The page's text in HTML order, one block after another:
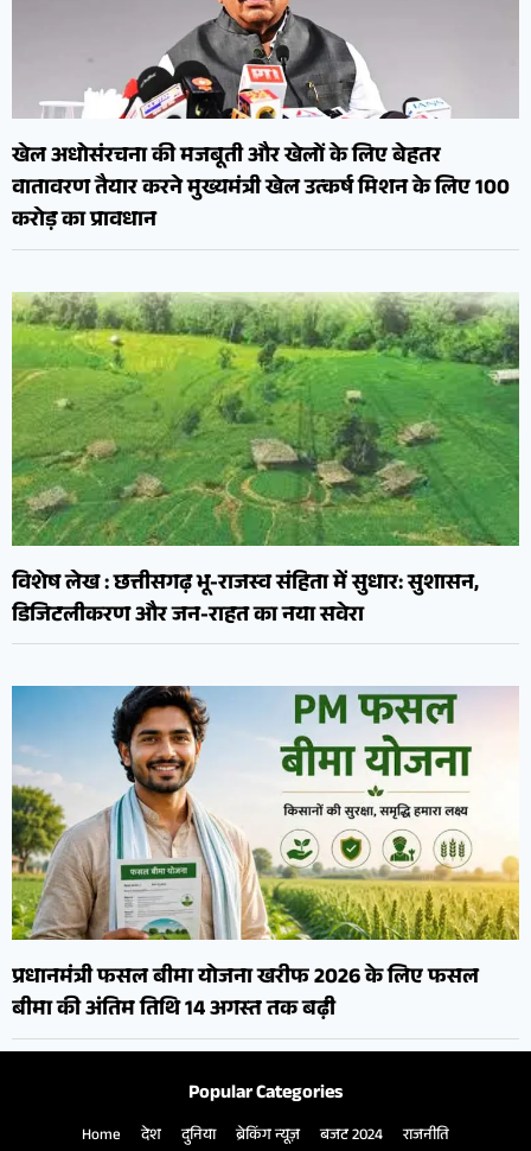
खेल अधोसंरचना की मजबूती और खेलों के लिए बेहतर
वातावरण तैयार करने मुख्यमंत्री खेल उत्कर्ष मिशन के लिए 100
करोड़ का प्रावधान
विशेष लेख : छत्तीसगढ़ भू-राजस्व संहिता में सुधार: सुशासन,
डिजिटलीकरण और जन-राहत का नया सवेरा
प्रधानमंत्री फसल बीमा योजना खरीफ 2026 के लिए फसल
बीमा की अंतिम तिथि 14 अगस्त तक बढ़ी
Popular Categories
Home देश दुनिया ब्रेकिंग न्यूज़ बजट 2024 राजनीति